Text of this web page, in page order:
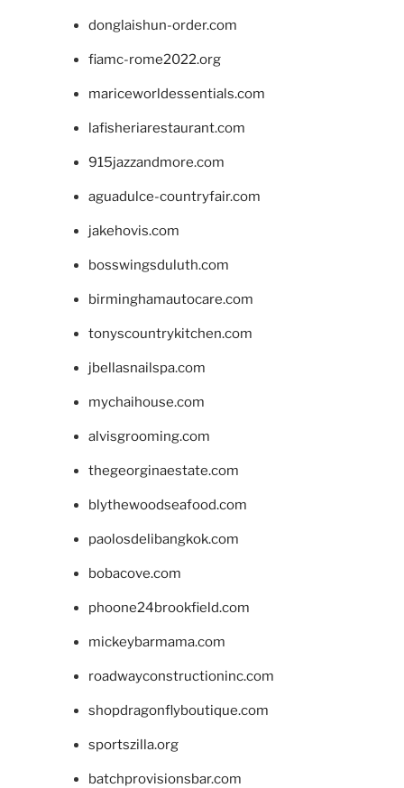
donglaishun-order.com
fiamc-rome2022.org
mariceworldessentials.com
lafisheriarestaurant.com
915jazzandmore.com
aguadulce-countryfair.com
jakehovis.com
bosswingsduluth.com
birminghamautocare.com
tonyscountrykitchen.com
jbellasnailspa.com
mychaihouse.com
alvisgrooming.com
thegeorginaestate.com
blythewoodseafood.com
paolosdelibangkok.com
bobacove.com
phoone24brookfield.com
mickeybarmama.com
roadwayconstructioninc.com
shopdragonflyboutique.com
sportszilla.org
batchprovisionsbar.com